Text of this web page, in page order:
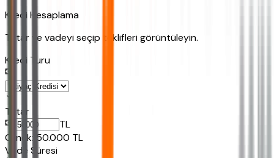
Kredi Hesaplama
Tutar ve vadeyi seçip teklifleri görüntüleyin.
Kredi Turu
Tutar
TL
Ornek: 50.000 TL
Vade Süresi